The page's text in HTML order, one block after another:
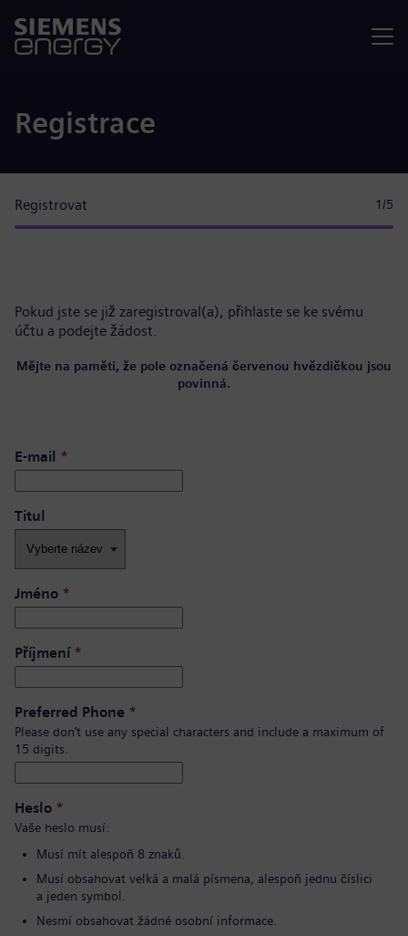
Registrace
Registrovat 1 /5
Pokud jste se již zaregistroval(a), přihlaste se ke svému
účtu a podejte žádost.
Mějte na paměti, že pole označená červenou hvězdičkou jsou
povinná.
E-mail *
Titul
Jméno *
Příjmení*
Preferred Phone *
Please don’t use any special characters and include a maximum of
15 digits.
Heslo *
Vaše heslo musí:
Musí mít alespoň 8 znaků.
Musí obsahovat velká a malá písmena, alespoň jednu číslici
a jeden symbol.
Nesmí obsahovat žádné osobní informace.